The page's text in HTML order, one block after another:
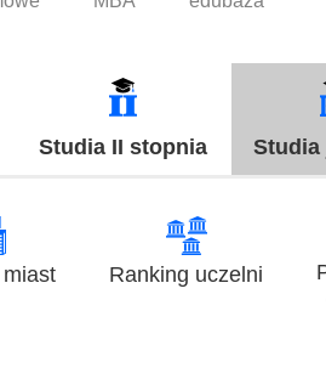
Studia II stopnia Studia
Ranking uczelni